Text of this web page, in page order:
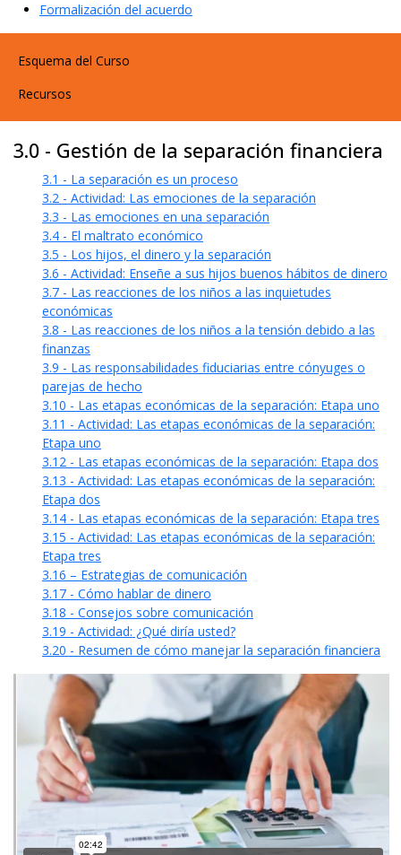
Formalización del acuerdo
User account menu
Esquema del Curso
Recursos
3.0 - Gestión de la separación financiera
3.1 - La separación es un proceso
3.2 - Actividad: Las emociones de la separación
3.3 - Las emociones en una separación
3.4 - El maltrato económico
3.5 - Los hijos, el dinero y la separación
3.6 - Actividad: Enseñe a sus hijos buenos hábitos de dinero
3.7 - Las reacciones de los niños a las inquietudes
económicas
3.8 - Las reacciones de los niños a la tensión debido a las
finanzas
3.9 - Las responsabilidades fiduciarias entre cónyuges o
parejas de hecho
3.10 - Las etapas económicas de la separación: Etapa uno
3.11 - Actividad: Las etapas económicas de la separación:
Etapa uno
3.12 - Las etapas económicas de la separación: Etapa dos
3.13 - Actividad: Las etapas económicas de la separación:
Etapa dos
3.14 - Las etapas económicas de la separación: Etapa tres
3.15 - Actividad: Las etapas económicas de la separación:
Etapa tres
3.16 – Estrategias de comunicación
3.17 - Cómo hablar de dinero
3.18 - Consejos sobre comunicación
3.19 - Actividad: ¿Qué diría usted?
3.20 - Resumen de cómo manejar la separación financiera